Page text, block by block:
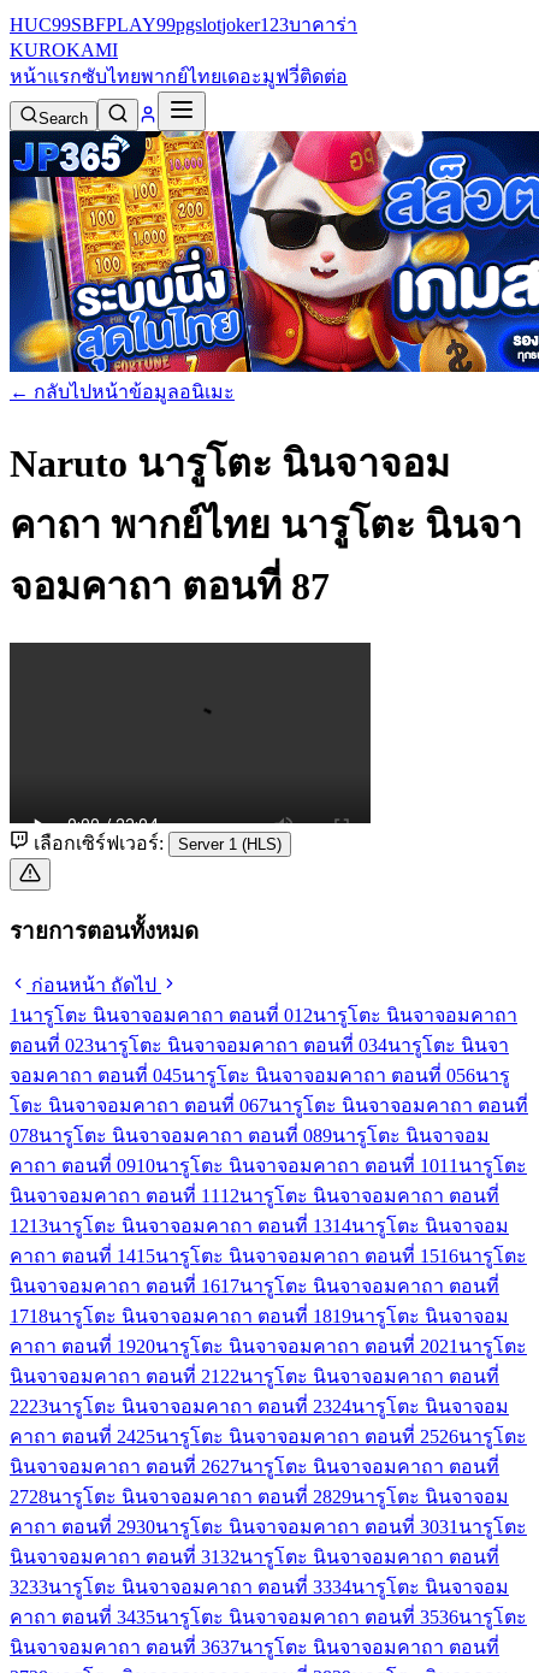
HUC99SBFPLAY99pgslotjoker123บาคาร่า
KUROKAMI
หน้าแรกซับไทยพากย์ไทยเดอะมูฟวี่ติดต่อ
Search
← กลับไปหน้าข้อมูลอนิเมะ
Naruto นารูโตะ นินจาจอม
คาถา พากย์ไทย นารูโตะ นินจา
จอมคาถา ตอนที่ 87
เลือกเซิร์ฟเวอร์: Server 1 (HLS)
รายการตอนทั้งหมด
ก่อนหน้า ถัดไป
1 นารูโตะ นินจาจอมคาถา ตอนที่ 01 2นารูโตะ นินจาจอมคาถา
ตอนที่ 023นารูโตะ นินจาจอมคาถา ตอนที่ 034นารูโตะ นินจา
จอมคาถา ตอนที่ 045นารูโตะ นินจาจอมคาถา ตอนที่ 056นารู
โตะ นินจาจอมคาถา ตอนที่ 067นารูโตะ นินจาจอมคาถา ตอนที่
078นารูโตะ นินจาจอมคาถา ตอนที่ 089นารูโตะ นินจาจอม
คาถา ตอนที่ 0910นารูโตะ นินจาจอมคาถา ตอนที่ 1011 นารูโตะ
นินจาจอมคาถา ตอนที่ 11 12นารูโตะ นินจาจอมคาถา ตอนที่
1213นารูโตะ นินจาจอมคาถา ตอนที่ 1314นารูโตะ นินจาจอม
คาถา ตอนที่ 1415นารูโตะ นินจาจอมคาถา ตอนที่ 1516นารูโตะ
นินจาจอมคาถา ตอนที่ 1617นารูโตะ นินจาจอมคาถา ตอนที่
1718นารูโตะ นินจาจอมคาถา ตอนที่ 1819นารูโตะ นินจาจอม
คาถา ตอนที่ 1920นารูโตะ นินจาจอมคาถา ตอนที่ 2021 นารูโตะ
นินจาจอมคาถา ตอนที่ 21 22นารูโตะ นินจาจอมคาถา ตอนที่
2223นารูโตะ นินจาจอมคาถา ตอนที่ 2324นารูโตะ นินจาจอม
คาถา ตอนที่ 2425นารูโตะ นินจาจอมคาถา ตอนที่ 2526นารูโตะ
นินจาจอมคาถา ตอนที่ 2627นารูโตะ นินจาจอมคาถา ตอนที่
2728นารูโตะ นินจาจอมคาถา ตอนที่ 2829นารูโตะ นินจาจอม
คาถา ตอนที่ 2930นารูโตะ นินจาจอมคาถา ตอนที่ 3031 นารูโตะ
นินจาจอมคาถา ตอนที่ 3132นารูโตะ นินจาจอมคาถา ตอนที่
3233นารูโตะ นินจาจอมคาถา ตอนที่ 3334นารูโตะ นินจาจอม
คาถา ตอนที่ 3435นารูโตะ นินจาจอมคาถา ตอนที่ 3536นารูโตะ
นินจาจอมคาถา ตอนที่ 3637นารูโตะ นินจาจอมคาถา ตอนที่